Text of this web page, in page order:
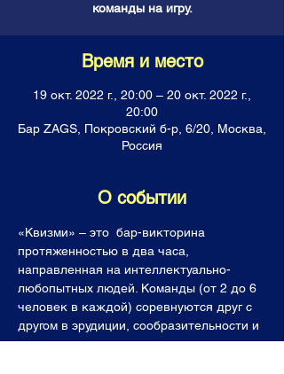
команды на игру.
Время и место
19 окт. 2022 г., 20:00 – 20 окт. 2022 г.,
20:00
Бар ZAGS, Покровский б-р, 6/20, Москва,
Россия
О событии
«Квизми» – это  бар-викторина
протяженностью в два часа,
направленная на интеллектуально-
любопытных людей. Команды (от 2 до 6
человек в каждой) соревнуются друг с
другом в эрудиции, сообразительности и
логике, отвечая на каверзные вопросы.